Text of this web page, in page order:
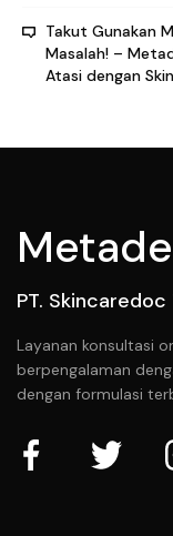
Takut Gunakan
Masalah! –
Atasi dengan
PT.
Layanan konsultasi
berpengalaman
dengan formulasi